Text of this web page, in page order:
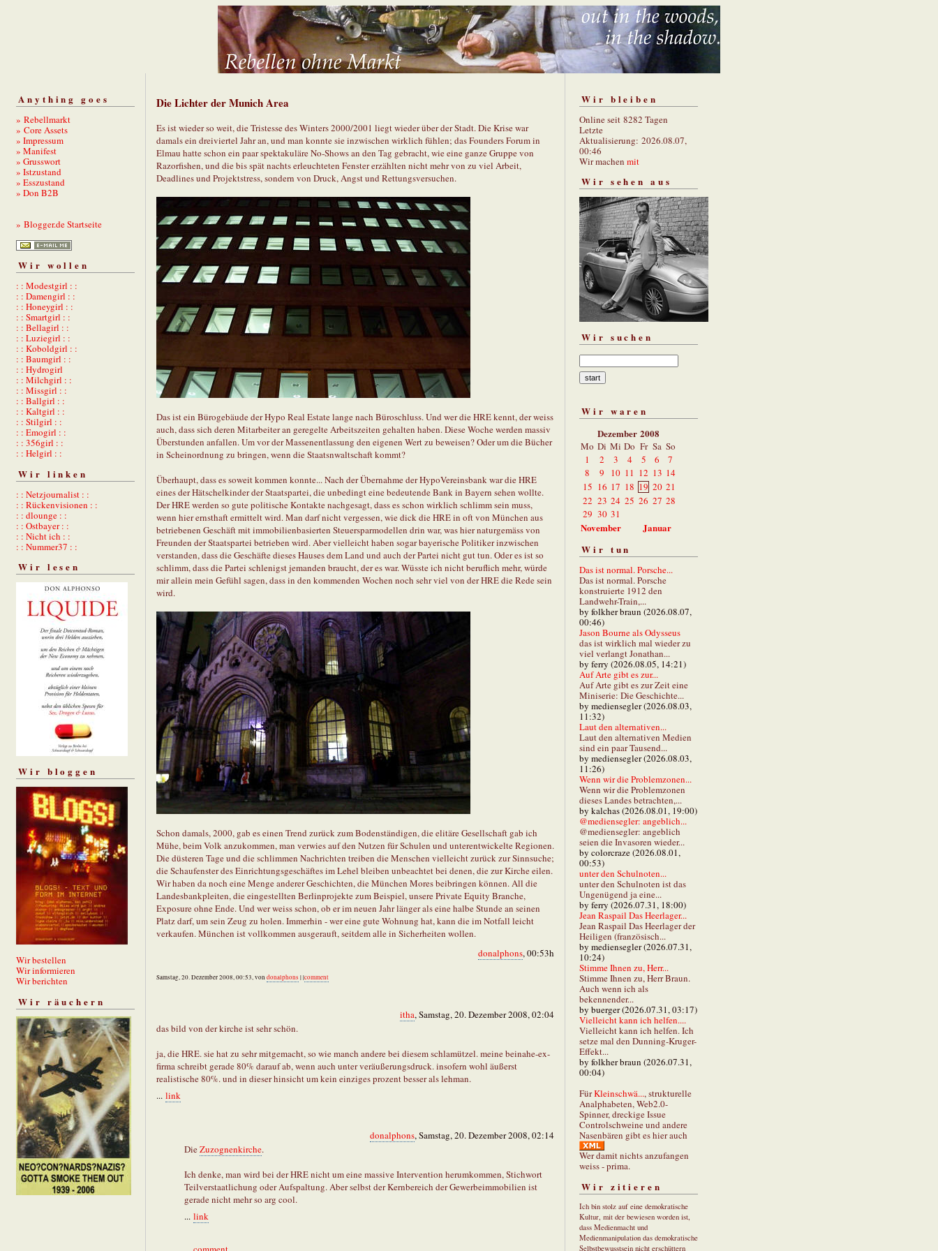
Anything goes
» Rebellmarkt
» Core Assets
» Impressum
» Manifest
» Grusswort
» Istzustand
» Esszustand
» Don B2B
» Blogger.de Startseite
Wir wollen
: : Modestgirl : :
: : Damengirl : :
: : Honeygirl : :
: : Smartgirl : :
: : Bellagirl : :
: : Luziegirl : :
: : Koboldgirl : :
: : Baumgirl : :
: : Hydrogirl
: : Milchgirl : :
: : Missgirl : :
: : Ballgirl : :
: : Kaltgirl : :
: : Stilgirl : :
: : Emogirl : :
: : 356girl : :
: : Helgirl : :
Wir linken
: : Netzjournalist : :
: : Rückenvisionen : :
: : dlounge : :
: : Ostbayer : :
: : Nicht ich : :
: : Nummer37 : :
Wir lesen
Wir bloggen
Wir bestellen
Wir informieren
Wir berichten
Wir räuchern
Die Lichter der Munich Area
Es ist wieder so weit, die Tristesse des Winters 2000/2001 liegt wieder über der Stadt. Die Krise war
damals ein dreiviertel Jahr an, und man konnte sie inzwischen wirklich fühlen; das Founders Forum in
Elmau hatte schon ein paar spektakuläre No-Shows an den Tag gebracht, wie eine ganze Gruppe von
Razorfishen, und die bis spät nachts erleuchteten Fenster erzählten nicht mehr von zu viel Arbeit,
Deadlines und Projektstress, sondern von Druck, Angst und Rettungsversuchen.
Das ist ein Bürogebäude der Hypo Real Estate lange nach Büroschluss. Und wer die HRE kennt, der weiss
auch, dass sich deren Mitarbeiter an geregelte Arbeitszeiten gehalten haben. Diese Woche werden massiv
Überstunden anfallen. Um vor der Massenentlassung den eigenen Wert zu beweisen? Oder um die Bücher
in Scheinordnung zu bringen, wenn die Staatsnwaltschaft kommt?
Überhaupt, dass es soweit kommen konnte... Nach der Übernahme der HypoVereinsbank war die HRE
eines der Hätschelkinder der Staatspartei, die unbedingt eine bedeutende Bank in Bayern sehen wollte.
Der HRE werden so gute politische Kontakte nachgesagt, dass es schon wirklich schlimm sein muss,
wenn hier ernsthaft ermittelt wird. Man darf nicht vergessen, wie dick die HRE in oft von München aus
betriebenen Geschäft mit immobilienbasierten Steuersparmodellen drin war, was hier naturgemäss von
Freunden der Staatspartei betrieben wird. Aber vielleicht haben sogar bayerische Politiker inzwischen
verstanden, dass die Geschäfte dieses Hauses dem Land und auch der Partei nicht gut tun. Oder es ist so
schlimm, dass die Partei schlenigst jemanden braucht, der es war. Wüsste ich nicht beruflich mehr, würde
mir allein mein Gefühl sagen, dass in den kommenden Wochen noch sehr viel von der HRE die Rede sein
wird.
Schon damals, 2000, gab es einen Trend zurück zum Bodenständigen, die elitäre Gesellschaft gab ich
Mühe, beim Volk anzukommen, man verwies auf den Nutzen für Schulen und unterentwickelte Regionen.
Die düsteren Tage und die schlimmen Nachrichten treiben die Menschen vielleicht zurück zur Sinnsuche;
die Schaufenster des Einrichtungsgeschäftes im Lehel bleiben unbeachtet bei denen, die zur Kirche eilen.
Wir haben da noch eine Menge anderer Geschichten, die München Mores beibringen können. All die
Landesbankpleiten, die eingestellten Berlinprojekte zum Beispiel, unsere Private Equity Branche,
Exposure ohne Ende. Und wer weiss schon, ob er im neuen Jahr länger als eine halbe Stunde an seinen
Platz darf, um sein Zeug zu holen. Immerhin - wer eine gute Wohnung hat, kann die im Notfall leicht
verkaufen. München ist vollkommen ausgerauft, seitdem alle in Sicherheiten wollen.
donalphons, 00:53h
Samstag, 20. Dezember 2008, 00:53, von donalphons | |comment
itha, Samstag, 20. Dezember 2008, 02:04
das bild von der kirche ist sehr schön.
ja, die HRE. sie hat zu sehr mitgemacht, so wie manch andere bei diesem schlamützel. meine beinahe-ex-
firma schreibt gerade 80% darauf ab, wenn auch unter veräußerungsdruck. insofern wohl äußerst
realistische 80%. und in dieser hinsicht um kein einziges prozent besser als lehman.
... link
donalphons, Samstag, 20. Dezember 2008, 02:14
DieZuzognenkirche.
Ich denke, man wird bei der HRE nicht um eine massive Intervention herumkommen, Stichwort
Teilverstaatlichung oder Aufspaltung. Aber selbst der Kernbereich der Gewerbeimmobilien ist
gerade nicht mehr so arg cool.
... link
Wir bleiben
Online seit 8282 Tagen
Letzte
Aktualisierung: 2026.08.07,
00:46
Wir machen mit
Wir sehen aus
Wir suchen
Wir waren
Dezember 2008
Mo Di Mi Do Fr Sa So
1
2 3 4 5 6
7
8
9 10 11 12 13 14
15 16 17 18 19 20 21
22 23 24 25 26 27 28
29 30 31
November
Januar
Wir tun
Das ist normal. Porsche...
Das ist normal. Porsche
konstruierte 1912 den
Landwehr-Train,...
by folkher braun (2026.08.07,
00:46)
Jason Bourne als Odysseus
das ist wirklich mal wieder zu
viel verlangt Jonathan...
by ferry (2026.08.05, 14:21)
Auf Arte gibt es zur...
Auf Arte gibt es zur Zeit eine
Miniserie: Die Geschichte...
by mediensegler (2026.08.03,
11:32)
Laut den alternativen...
Laut den alternativen Medien
sind ein paar Tausend...
by mediensegler (2026.08.03,
11:26)
Wenn wir die Problemzonen...
Wenn wir die Problemzonen
dieses Landes betrachten,...
by kalchas (2026.08.01, 19:00)
@mediensegler: angeblich...
@mediensegler: angeblich
seien die Invasoren wieder...
by colorcraze (2026.08.01,
00:53)
unter den Schulnoten...
unter den Schulnoten ist das
Ungenügend ja eine...
by ferry (2026.07.31, 18:00)
Jean Raspail Das Heerlager...
Jean Raspail Das Heerlager der
Heiligen (französisch...
by mediensegler (2026.07.31,
10:24)
Stimme Ihnen zu, Herr...
Stimme Ihnen zu, Herr Braun.
Auch wenn ich als
bekennender...
by buerger (2026.07.31, 03:17)
Vielleicht kann ich helfen....
Vielleicht kann ich helfen. Ich
setze mal den Dunning-Kruger-
Effekt...
by folkher braun (2026.07.31,
00:04)
FürKleinschwä..., strukturelle
Analphabeten, Web2.0-
Spinner, dreckige Issue
Controlschweine und andere
Nasenbären gibt es hier auch
Wer damit nichts anzufangen
weiss - prima.
Wir zitieren
Ich bin stolz auf eine demokratische
Kultur, mit der bewiesen worden ist,
dass Medienmacht und
Medienmanipulation das demokratische
Selbstbewusstsein nicht erschüttern